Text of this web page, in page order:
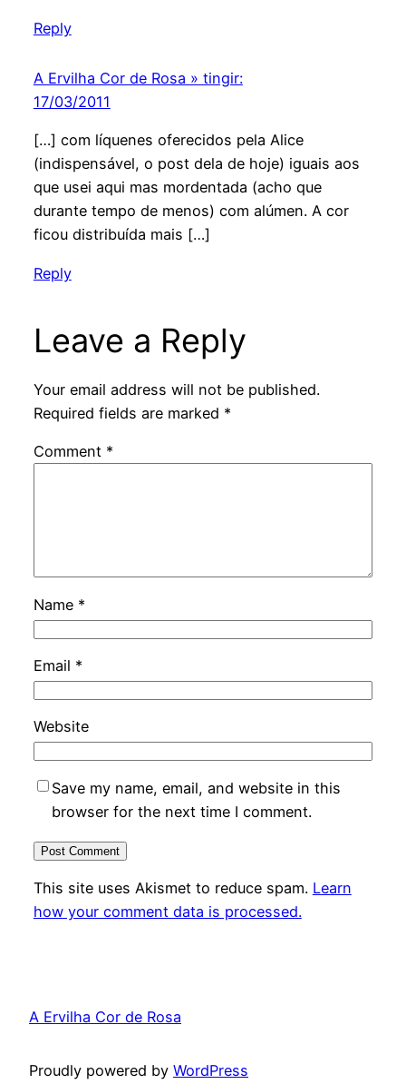
Reply
A Ervilha Cor de Rosa » tingir:
17/03/2011
[…] com líquenes oferecidos pela Alice
(indispensável, o post dela de hoje) iguais aos
que usei aqui mas mordentada (acho que
durante tempo de menos) com alúmen. A cor
ficou distribuída mais […]
Reply
Leave a Reply
Your email address will not be published.
Required fields are marked *
Comment *
Name *
Email *
Website
Save my name, email, and website in this
browser for the next time I comment.
This site uses Akismet to reduce spam. Learn
how your comment data is processed.
A Ervilha Cor de Rosa
Proudly powered by WordPress